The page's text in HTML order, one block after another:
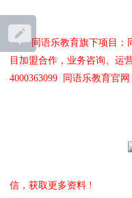
同语乐教育旗下项目：同
目加盟合作，业务咨询、运
4000363099 同语乐教育官网
扫描同
信，获取更多资料 !